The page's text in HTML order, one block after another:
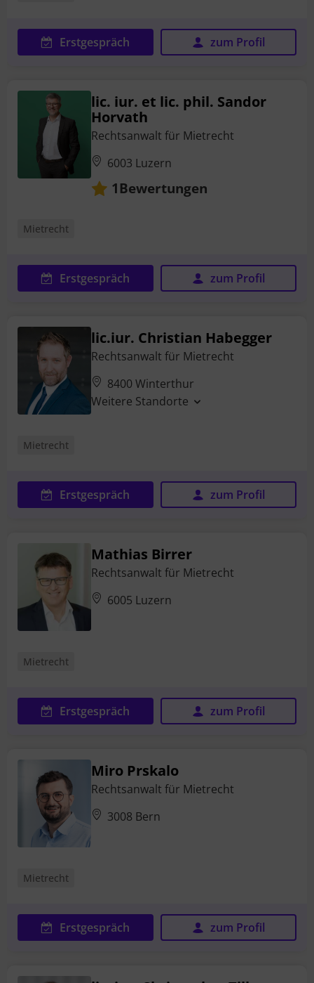
Erstgespräch zum Profil
lic. iur. et lic. phil. Sandor
Horvath
Rechtsanwalt für Mietrecht
6003 Luzern
1Bewertungen
Mietrecht
Erstgespräch zum Profil
lic.iur. Christian Habegger
Rechtsanwalt für Mietrecht
8400 Winterthur
Weitere Standorte
Mietrecht
Erstgespräch zum Profil
Mathias Birrer
Rechtsanwalt für Mietrecht
6005 Luzern
Mietrecht
Erstgespräch zum Profil
Miro Prskalo
Rechtsanwalt für Mietrecht
3008 Bern
Mietrecht
Erstgespräch zum Profil